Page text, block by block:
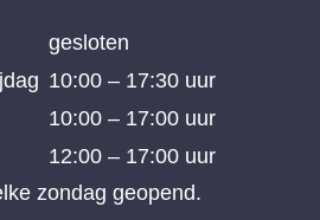
gesloten
10:00 – 17:30 uur
10:00 – 17:00 uur
12:00 – 17:00 uur
zondag geopend.